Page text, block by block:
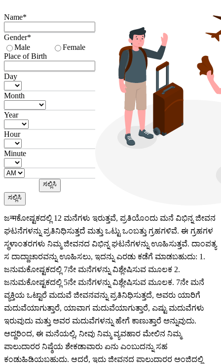
Name*
Gender*
Male
Female
Place of Birth
Day
Month
Year
Hour
Minute
ಸಲ್ಲಿಸಿ
ಸಲ್ಲಿಸಿ
ಜन्मಕೋಷ್ಟಕದಲ್ಲಿ 12 ಮನೆಗಳು ಇರುತ್ತವೆ, ಪ್ರತಿಯೊಂದು ಮನೆ ವಿಭಿನ್ನ ಜೀವನ
ಘಟನೆಗಳನ್ನು ಪ್ರತಿನಿಧಿಸುತ್ತದೆ ಮತ್ತು ಒಟ್ಟು ಒಂಬತ್ತು ಗ್ರಹಗಳಿವೆ. ಈ ಗ್ರಹಗಳ
ಸ್ಥಳಾಂತರಗಳು ನಿಮ್ಮ ಜೀವನದ ವಿಭಿನ್ನ ಘಟನೆಗಳನ್ನು ಊಹಿಸುತ್ತವೆ. ದಾಂಪತ್ಯ
ಸ ದಾದ್ದಾಚಾರವನ್ನು ಊಹಿಸಲು, ಇದನ್ನು ಎರಡು ಕಡೆಗೆ ಮಾಡಬಹುದು: 1.
ಜನುಮಕೋಷ್ಟಕದಲ್ಲಿ 7ನೇ ಮನೆಗಳನ್ನು ವಿಶ್ಲೇಷಿಸುವ ಮೂಲಕ 2.
ಜನುಮಕೋಷ್ಟಕದಲ್ಲಿ 5ನೇ ಮನೆಗಳನ್ನು ವಿಶ್ಲೇಷಿಸುವ ಮೂಲಕ. 7ನೇ ಮನೆ
ವ್ಯಕ್ತಿಯ ಒಟ್ಟಾರೆ ಮದುವೆ ಜೀವನವನ್ನು ಪ್ರತಿನಿಧಿಸುತ್ತದೆ, ಅವರು ಯಾರಿಗೆ
ಮದುವೆಯಾಗುತ್ತಾರೆ, ಯಾವಾಗ ಮದುವೆಯಾಗುತ್ತಾರೆ, ಎಷ್ಟು ಮದುವೆಗಳು
ಇರುವುದು ಮತ್ತು ಅವರ ಮದುವೆಗಳನ್ನು ಹೇಗೆ ಕಾಣುತ್ತಾರೆ ಅನ್ನುವುದು.
ಆದ್ದರಿಂದ, ಈ ಮನೆಯಲ್ಲಿ, ನೀವು ನಿಮ್ಮ ವ್ಯವಹಾರ ಮೇಲಿನ ನಿಮ್ಮ
ಪಾಲುದಾರರ ನಿಷ್ಠೆಯ ಶೇಕಡಾವಾರು ಏನು ಎಂಬುದನ್ನು ಸಹ
ಕಂಡುಹಿಡಿಯಬಹುದು. ಆದರೆ, ಇದು ಜೀವನದ ಪಾಲುದಾರರ ಅಂಜಿದಲ್ಲಿ